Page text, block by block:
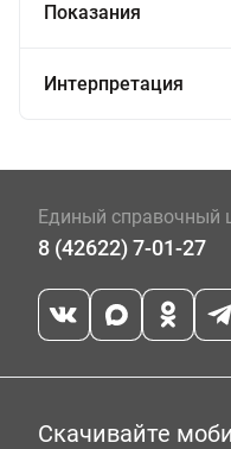
Показания
Интерпретация
Единый справочный
8 (42622) 7-01-27
Скачивайте